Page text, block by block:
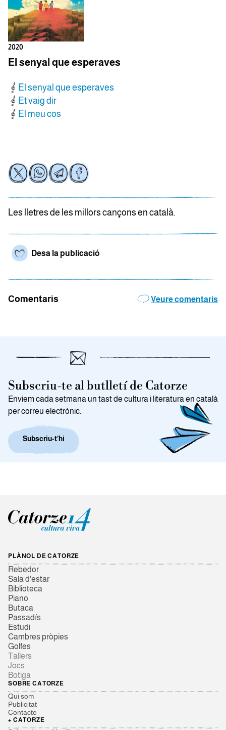
2020
El senyal que esperaves
El senyal que esperaves
Et vaig dir
El meu cos
Les lletres de les millors cançons en català.
Desa la publicació
Comentaris Veure comentaris
Subscriu-te al butlletí de Catorze
Enviem cada setmana un tast de cultura i literatura en català
per correu electrònic.
Subscriu-t’hi
PLÀNOL DE CATORZE
Rebedor
Sala d'estar
Biblioteca
Piano
Butaca
Passadís
Estudi
Cambres pròpies
Golfes
Tallers
Jocs
Botiga
SOBRE CATORZE
Qui som
Publicitat
Contacte
+ CATORZE